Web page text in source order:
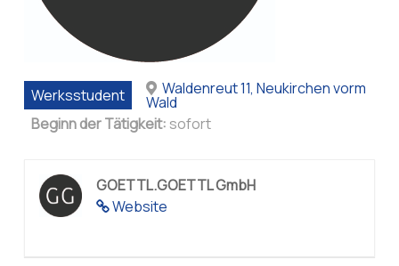
Werksstudent Waldenreut 11, Neukirchen vorm
Wald
Beginn der Tätigkeit: sofort
Website
GOETTL.GOETTL GmbH